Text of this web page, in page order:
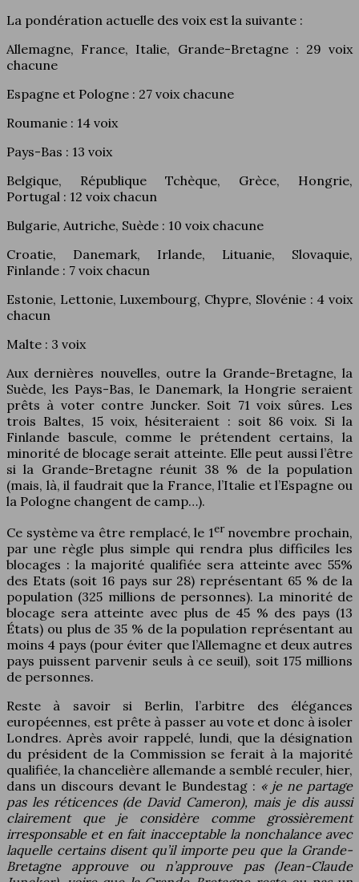
La pondération actuelle des voix est la suivante :
Allemagne, France, Italie, Grande-Bretagne : 29 voix
chacune
Espagne et Pologne : 27 voix chacune
Roumanie : 14 voix
Pays-Bas : 13 voix
Belgique, République Tchèque, Grèce, Hongrie,
Portugal : 12 voix chacun
Bulgarie, Autriche, Suède : 10 voix chacune
Croatie, Danemark, Irlande, Lituanie, Slovaquie,
Finlande : 7 voix chacun
Estonie, Lettonie, Luxembourg, Chypre, Slovénie : 4 voix
chacun
Malte : 3 voix
Aux dernières nouvelles, outre la Grande-Bretagne, la
Suède, les Pays-Bas, le Danemark, la Hongrie seraient
prêts à voter contre Juncker. Soit 71 voix sûres. Les
trois Baltes, 15 voix, hésiteraient : soit 86 voix. Si la
Finlande bascule, comme le prétendent certains, la
minorité de blocage serait atteinte. Elle peut aussi l’être
si la Grande-Bretagne réunit 38 % de la population
(mais, là, il faudrait que la France, l’Italie et l’Espagne ou
la Pologne changent de camp…).
Ce système va être remplacé, le 1ernovembre prochain,
par une règle plus simple qui rendra plus difficiles les
blocages : la majorité qualifiée sera atteinte avec 55%
des Etats (soit 16 pays sur 28) représentant 65 % de la
population (325 millions de personnes). La minorité de
blocage sera atteinte avec plus de 45 % des pays (13
États) ou plus de 35 % de la population représentant au
moins 4 pays (pour éviter que l’Allemagne et deux autres
pays puissent parvenir seuls à ce seuil), soit 175 millions
de personnes.
Reste à savoir si Berlin, l’arbitre des élégances
européennes, est prête à passer au vote et donc à isoler
Londres. Après avoir rappelé, lundi, que la désignation
du président de la Commission se ferait à la majorité
qualifiée, la chancelière allemande a semblé reculer, hier,
dans un discours devant le Bundestag : « je ne partage
pas les réticences (de David Cameron), mais je dis aussi
clairement que je considère comme grossièrement
irresponsable et en fait inacceptable la nonchalance avec
laquelle certains disent qu’il importe peu que la Grande-
Bretagne approuve ou n’approuve pas (Jean-Claude